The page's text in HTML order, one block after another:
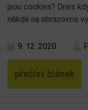
jsou cookies? Dnes
někde na obrazovce
9. 12. 2020
přečíst článek